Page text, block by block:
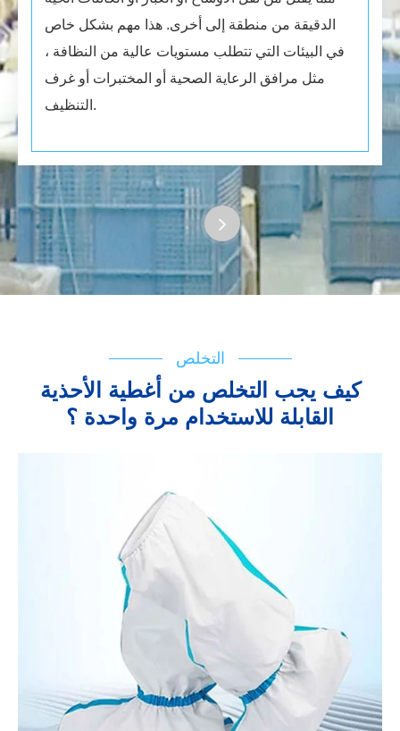
الدقيقة من منطقة إلى أخرى. هذا مهم بشكل خاص
في البيئات التي تتطلب مستويات عالية من النظافة ،
مثل مرافق الرعاية الصحية أو المختبرات أو غرف
التنظيف.
التخلص
كيف يجب التخلص من أغطية الأحذية
القابلة للاستخدام مرة واحدة ؟